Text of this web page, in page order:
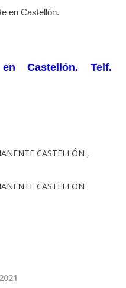
en Castellón.
Castellón. Telf.
CASTELLÓN
CASTELLON